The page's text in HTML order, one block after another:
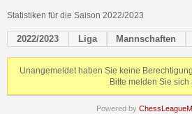
Statistiken für die Saison 2022/2023
2022/2023 Liga Mannschaften
Unangemeldet haben Sie keine
Bitte melden Sie sich
Powered by